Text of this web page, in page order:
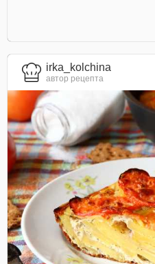
irka_kolchina
автор рецепта